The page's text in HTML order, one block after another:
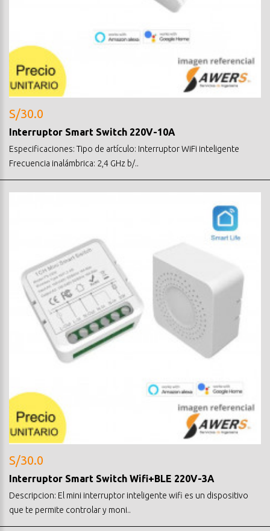
S/30.0
Interruptor Smart Switch 220V-10A
Especificaciones: Tipo de artículo: Interruptor WiFi inteligente
Frecuencia inalámbrica: 2,4 GHz b/..
S/30.0
Interruptor Smart Switch Wifi+BLE 220V-3A
Descripcion: El mini interruptor inteligente wifi es un dispositivo
que te permite controlar y moni..